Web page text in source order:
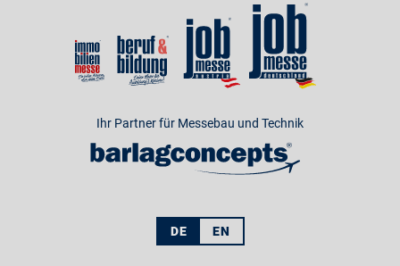
Ihr Partner für Messebau und Technik
DE EN